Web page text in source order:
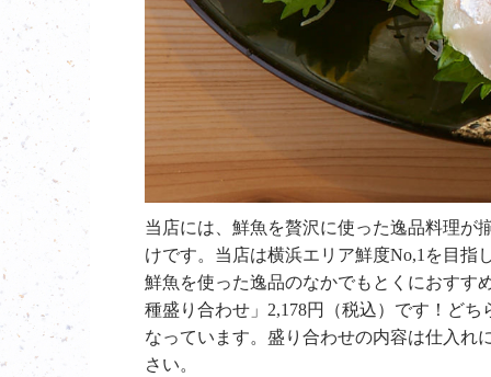
当店には、鮮魚を贅沢に使った逸品料理が
けです。当店は横浜エリア鮮度No,1を目指
鮮魚を使った逸品のなかでもとくにおすす
種盛り合わせ」2,178円（税込）です！ど
なっています。盛り合わせの内容は仕入れ
さい。